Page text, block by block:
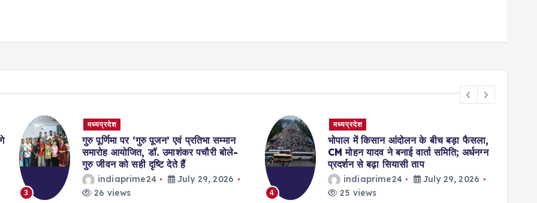
3
मध्यप्रदेश
गुरु पूर्णिमा पर ‘गुरु पूजन’ एवं प्रतिभा सम्मान
समारोह आयोजित, डॉ. उमाशंकर पचौरी बोले-
गुरु जीवन को सही दृष्टि देते हैं
indiaprime24
July 29, 2026
26 views
4
मध्यप्रदेश
भोपाल में किसान आंदोलन के बीच बड़ा फैसला,
CM मोहन यादव ने बनाई वार्ता समिति; अर्धनग्न
प्रदर्शन से बढ़ा सियासी ताप
indiaprime24
July 29, 2026
25 views